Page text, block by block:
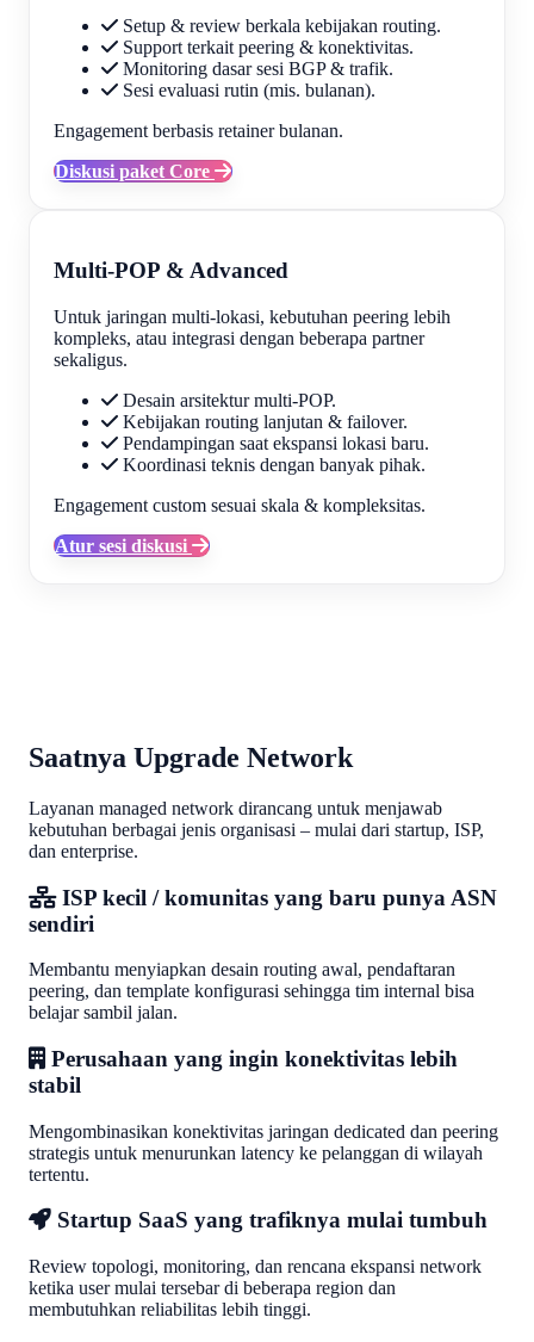
Setup & review berkala kebijakan routing.
Support terkait peering & konektivitas.
Monitoring dasar sesi BGP & trafik.
Sesi evaluasi rutin (mis. bulanan).
Engagement berbasis retainer bulanan.
Diskusi paket Core
Multi-POP & Advanced
Untuk jaringan multi-lokasi, kebutuhan peering lebih
kompleks, atau integrasi dengan beberapa partner
sekaligus.
Desain arsitektur multi-POP.
Kebijakan routing lanjutan & failover.
Pendampingan saat ekspansi lokasi baru.
Koordinasi teknis dengan banyak pihak.
Engagement custom sesuai skala & kompleksitas.
Atur sesi diskusi
Saatnya Upgrade Network
Layanan managed network dirancang untuk menjawab
kebutuhan berbagai jenis organisasi – mulai dari startup, ISP,
dan enterprise.
ISP kecil / komunitas yang baru punya ASN
sendiri
Membantu menyiapkan desain routing awal, pendaftaran
peering, dan template konfigurasi sehingga tim internal bisa
belajar sambil jalan.
Perusahaan yang ingin konektivitas lebih
stabil
Mengombinasikan konektivitas jaringan dedicated dan peering
strategis untuk menurunkan latency ke pelanggan di wilayah
tertentu.
Startup SaaS yang trafiknya mulai tumbuh
Review topologi, monitoring, dan rencana ekspansi network
ketika user mulai tersebar di beberapa region dan
membutuhkan reliabilitas lebih tinggi.